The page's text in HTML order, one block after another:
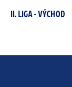
II. LIGA - VÝCHOD